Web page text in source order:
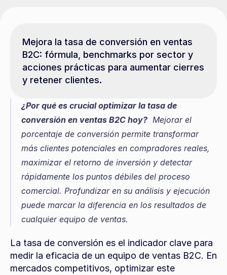
Mejora la tasa de conversión en ventas
B2C: fórmula, benchmarks por sector y
acciones prácticas para aumentar cierres
y retener clientes.
¿Por qué es crucial optimizar la tasa de
conversión en ventas B2C hoy?
  Mejorar el
porcentaje de conversión permite transformar
más clientes potenciales en compradores reales,
maximizar el retorno de inversión y detectar
rápidamente los puntos débiles del proceso
comercial. Profundizar en su análisis y ejecución
puede marcar la diferencia en los resultados de
cualquier equipo de ventas.
La tasa de conversión es el indicador clave para
medir la eficacia de un equipo de ventas B2C. En
mercados competitivos, optimizar este